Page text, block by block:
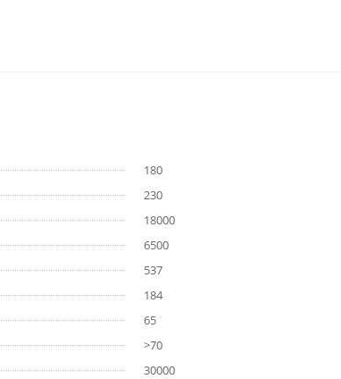
180
230
18000
6500
537
184
65
>70
30000